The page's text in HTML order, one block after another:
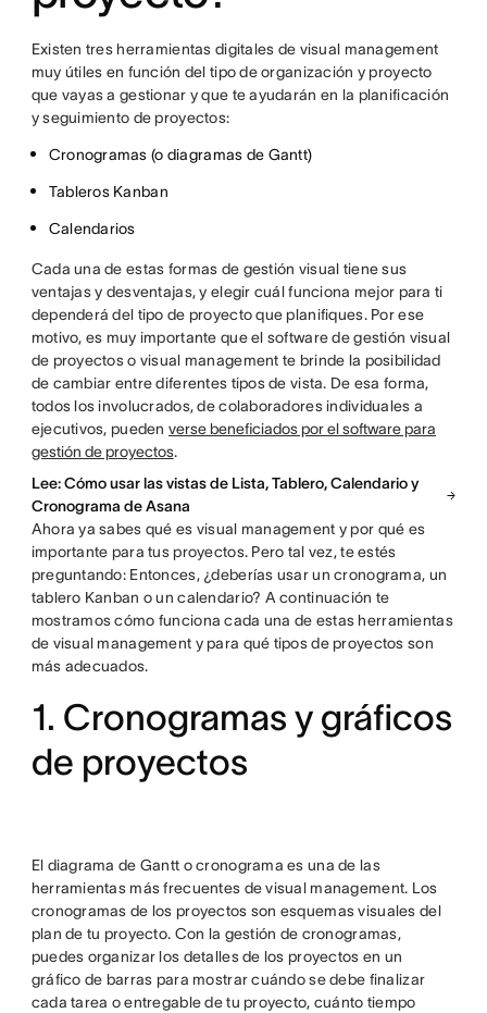
Existen tres herramientas digitales de visual management
muy útiles en función del tipo de organización y proyecto
que vayas a gestionar y que te ayudarán en la planificación
y seguimiento de proyectos:
Cronogramas (o diagramas de Gantt)
Tableros Kanban
Calendarios
Cada una de estas formas de gestión visual tiene sus
ventajas y desventajas, y elegir cuál funciona mejor para ti
dependerá del tipo de proyecto que planifiques. Por ese
motivo, es muy importante que el software de gestión visual
de proyectos o visual management te brinde la posibilidad
de cambiar entre diferentes tipos de vista. De esa forma,
todos los involucrados, de colaboradores individuales a
ejecutivos, pueden verse beneficiados por el software para
gestión de proyectos.
Lee: Cómo usar las vistas de Lista, Tablero, Calendario y
Cronograma de Asana
Ahora ya sabes qué es visual management y por qué es
importante para tus proyectos. Pero tal vez, te estés
preguntando: Entonces, ¿deberías usar un cronograma, un
tablero Kanban o un calendario? A continuación te
mostramos cómo funciona cada una de estas herramientas
de visual management y para qué tipos de proyectos son
más adecuados.
1. Cronogramas y gráficos
de proyectos
El diagrama de Gantt o cronograma es una de las
herramientas más frecuentes de visual management. Los
cronogramas de los proyectos son esquemas visuales del
plan de tu proyecto. Con la gestión de cronogramas,
puedes organizar los detalles de los proyectos en un
gráfico de barras para mostrar cuándo se debe finalizar
cada tarea o entregable de tu proyecto, cuánto tiempo